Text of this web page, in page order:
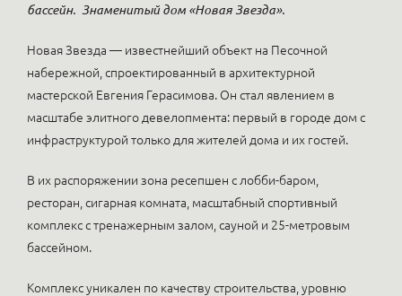
бассейн. Знаменитый дом «Новая Звезда».
Новая Звезда — известнейший объект на Песочной
набережной, спроектированный в архитектурной
мастерской Евгения Герасимова. Он стал явлением в
масштабе элитного девелопмента: первый в городе дом с
инфраструктурой только для жителей дома и их гостей.
В их распоряжении зона ресепшен с лобби-баром,
ресторан, сигарная комната, масштабный спортивный
комплекс c тренажерным залом, сауной и 25-метровым
бассейном.
Комплекс уникален по качеству строительства, уровню